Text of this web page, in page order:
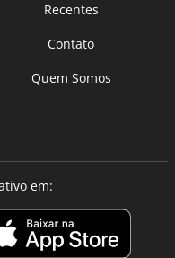
Recentes
Contato
Quem Somos
em: